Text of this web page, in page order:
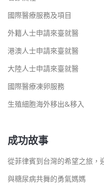
國際醫療服務及項目
外籍人士申請來臺就醫
港澳人士申請來臺就醫
大陸人士申請來臺就醫
國際醫療凍卵服務
生殖細胞海外移出&移入
成功故事
從菲律賓到台灣的希望之旅，
與糖尿病共舞的勇氣媽媽